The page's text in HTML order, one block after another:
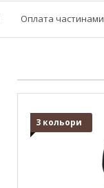
Оплата частинами
3 кольори